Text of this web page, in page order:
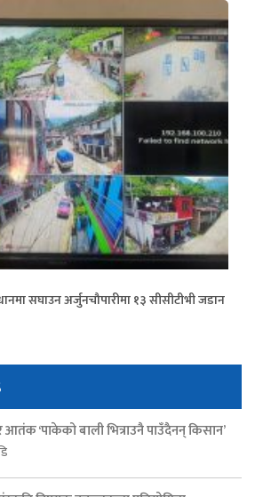
सघाउन अर्जुनचौपारीमा १३ सीसीटीभी जडान
आतंक ‘पाकेको बाली भित्राउनै पाउँदैनन् किसान’